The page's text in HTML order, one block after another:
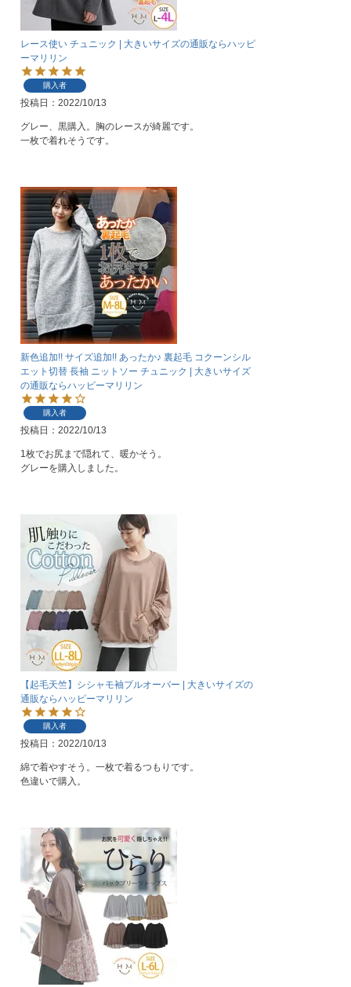
レース使い チュニック | 大きいサイズの通販ならハッピ
ーマリリン
購入者
投稿日 2022/10/13
グレー、黒購入。胸のレースが綺麗です。
一枚で着れそうです。
新色追加!! サイズ追加!! あったか♪ 裏起毛 コクーンシル
エット切替 長袖 ニットソー チュニック | 大きいサイズ
の通販ならハッピーマリリン
購入者
投稿日 2022/10/13
1枚でお尻まで隠れて、暖かそう。
グレーを購入しました。
【起毛天竺】シシャモ袖プルオーバー | 大きいサイズの
通販ならハッピーマリリン
購入者
投稿日 2022/10/13
綿で着やすそう。一枚で着るつもりです。
色違いで購入。